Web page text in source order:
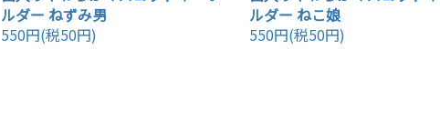
ルダー ねずみ男
550円(税50円)
ルダー ねこ娘
550円(税50円)